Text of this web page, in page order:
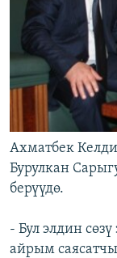
Ахматбек
Бурулкан
берүүдө.
- Бул элдин
айрым